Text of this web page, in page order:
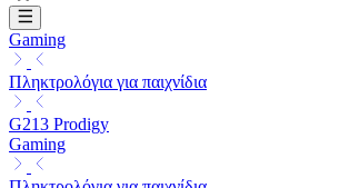
Gaming
Πληκτρολόγια για παιχνίδια
G213 Prodigy
Gaming